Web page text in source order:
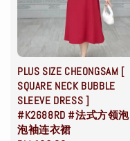
PLUS SIZE CHEONGSAM [
SQUARE NECK BUBBLE
SLEEVE DRESS ]
#K2688RD #法式方领泡
泡袖连衣裙